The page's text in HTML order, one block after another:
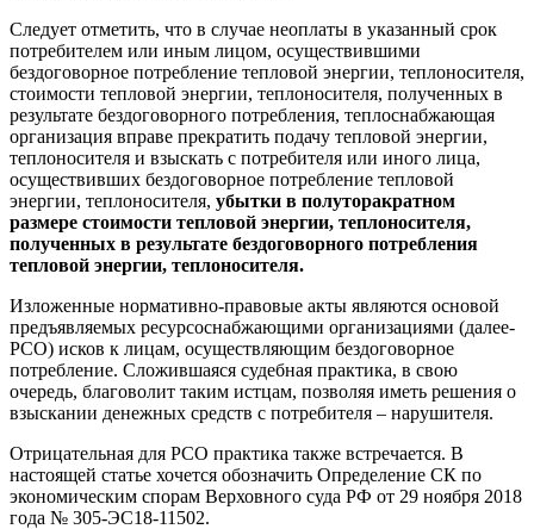
Следует отметить, что в случае неоплаты в указанный срок
потребителем или иным лицом, осуществившими
бездоговорное потребление тепловой энергии, теплоносителя,
стоимости тепловой энергии, теплоносителя, полученных в
результате бездоговорного потребления, теплоснабжающая
организация вправе прекратить подачу тепловой энергии,
теплоносителя и взыскать с потребителя или иного лица,
осуществивших бездоговорное потребление тепловой
энергии, теплоносителя, убытки в полуторакратном
размере стоимости тепловой энергии, теплоносителя,
полученных в результате бездоговорного потребления
тепловой энергии, теплоносителя.
Изложенные нормативно-правовые акты являются основой
предъявляемых ресурсоснабжающими организациями (далее-
РСО) исков к лицам, осуществляющим бездоговорное
потребление. Сложившаяся судебная практика, в свою
очередь, благоволит таким истцам, позволяя иметь решения о
взыскании денежных средств с потребителя – нарушителя.
Отрицательная для РСО практика также встречается. В
настоящей статье хочется обозначить Определение СК по
экономическим спорам Верховного суда РФ от 29 ноября 2018
года № 305-ЭС18-11502.